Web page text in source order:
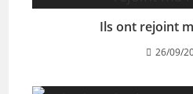
Ils ont rejoint
26/09/